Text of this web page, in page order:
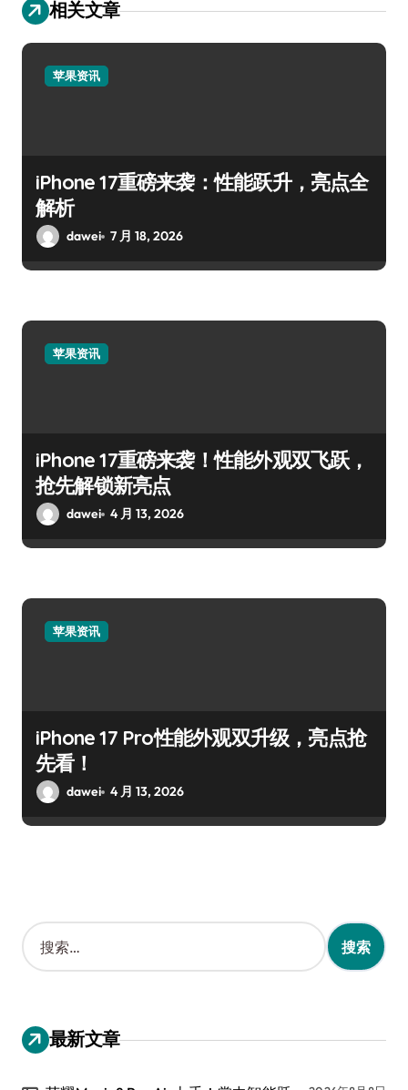
相关文章
苹果资讯
iPhone 17重磅来袭：性能跃升，亮点全
解析
dawei 7 月 18, 2026
苹果资讯
iPhone 17重磅来袭！性能外观双飞跃，
抢先解锁新亮点
dawei 4 月 13, 2026
苹果资讯
iPhone 17 Pro性能外观双升级，亮点抢
先看！
dawei 4 月 13, 2026
搜
索
：
最新文章